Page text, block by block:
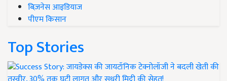
बिज़नेस आइडियाज
पीएम किसान
Top Stories